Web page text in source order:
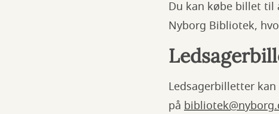
Du kan købe billet til
Nyborg Bibliotek,
Ledsagerbilletter
på